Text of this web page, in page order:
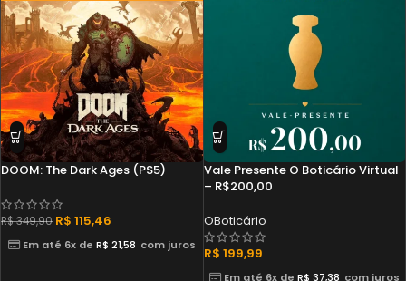
DOOM: The Dark Ages (PS5)
R$349,90 R$ 115,46
Em até 6x de R$ 21,58 com juros
Vale Presente O Boticário Virtual
– R$200,00
OBoticário
R$ 199,99
Em até 6x de R$ 37,38 com juros